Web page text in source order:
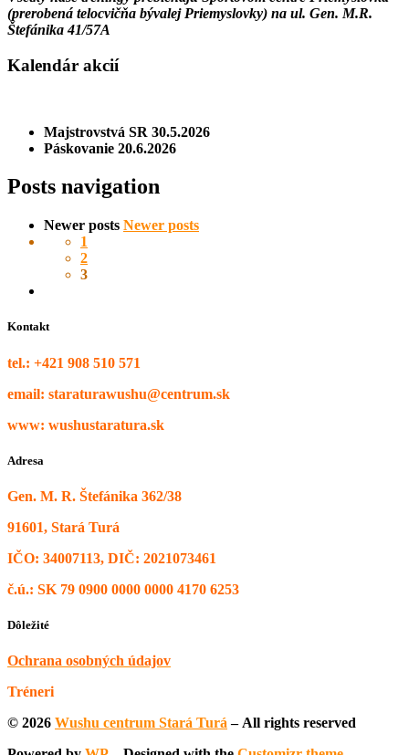
(prerobená telocvičňa bývalej Priemyslovky) na ul. Gen. M.R.
Štefánika 41/57A
Kalendár akcií
Majstrovstvá SR 30.5.2026
Páskovanie 20.6.2026
Posts navigation
Newer posts Newer posts
1
2
3
Kontakt
tel.: +421 908 510 571
email: staraturawushu@centrum.sk
www: wushustaratura.sk
Adresa
Gen. M. R. Štefánika 362/38
91601, Stará Turá
IČO: 34007113, DIČ: 2021073461
č.ú.: SK 79 0900 0000 0000 4170 6253
Dôležité
Ochrana osobných údajov
Tréneri
© 2026 Wushu centrum Stará Turá – All rights reserved